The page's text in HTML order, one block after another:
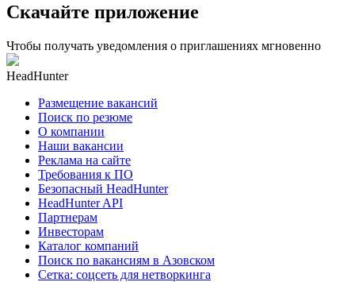
Скачайте приложение
Чтобы получать уведомления о приглашениях мгновенно
HeadHunter
Размещение вакансий
Поиск по резюме
О компании
Наши вакансии
Реклама на сайте
Требования к ПО
Безопасный HeadHunter
HeadHunter API
Партнерам
Инвесторам
Каталог компаний
Поиск по вакансиям в Азовском
Сетка: соцсеть для нетворкинга